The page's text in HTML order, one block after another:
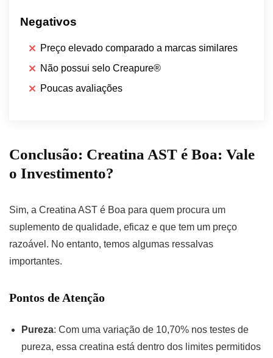
Negativos
Preço elevado comparado a marcas similares
Não possui selo Creapure®
Poucas avaliações
Conclusão: Creatina AST é Boa: Vale
o Investimento?
Sim, a Creatina AST é Boa para quem procura um
suplemento de qualidade, eficaz e que tem um preço
razoável. No entanto, temos algumas ressalvas
importantes.
Pontos de Atenção
Pureza: Com uma variação de 10,70% nos testes de
pureza, essa creatina está dentro dos limites permitidos